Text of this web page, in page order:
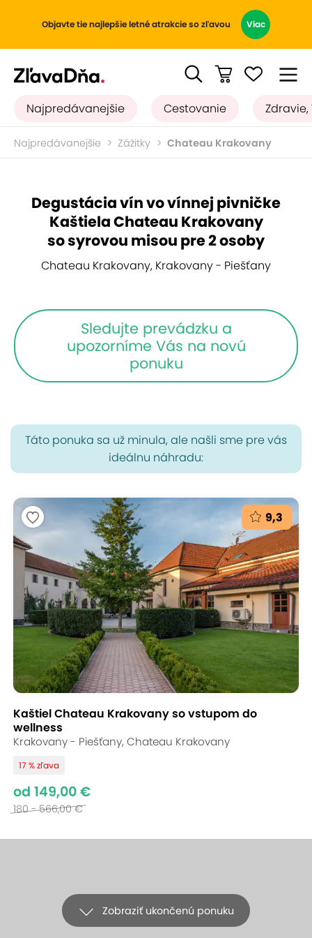
Objavte tie najlepšie letné atrakcie so zľavou Viac
Najpredávanejšie Cestovanie Zdravie,
Najpredávanejšie Zážitky Chateau Krakovany
Degustácia vín vo vínnej pivničke
Kaštiela Chateau Krakovany
so syrovou misou pre 2 osoby
Chateau Krakovany, Krakovany - Piešťany
Sledujte prevádzku a
upozorníme Vás na novú
ponuku
Táto ponuka sa už minula, ale našli sme pre vás
ideálnu náhradu:
9,3
Kaštiel Chateau Krakovany so vstupom do
wellness
Krakovany - Piešťany, Chateau Krakovany
17 % zľava
od 149,00 €
180 - 566,00 €
Zobraziť ukončenú ponuku